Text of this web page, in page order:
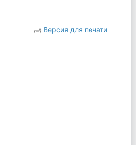
Версия для печати